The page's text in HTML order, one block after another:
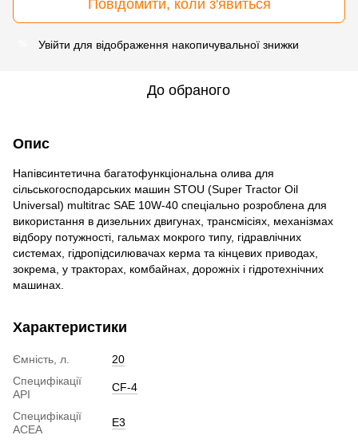
Повідомити, коли з'явиться
Увійти для відображення накопичувальної знижки
До обраного
Опис
Напівсинтетична багатофункціональна олива для
сільськогосподарських машин STOU (Super Tractor Oil
Universal) multitrac SAE 10W-40 спеціально розроблена для
використання в дизельних двигунах, трансмісіях, механізмах
відбору потужності, гальмах мокрого типу, гідравлічних
системах, гідропідсилювачах керма та кінцевих приводах,
зокрема, у тракторах, комбайнах, дорожніх і гідротехнічних
машинах.
Характеристики
Ємність, л.
20
Специфікації
API
CF-4
Специфікації
ACEA
E3